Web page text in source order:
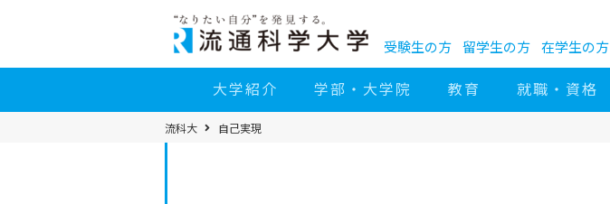
へ
受験生の方 留学生の方 在学生の方
大学紹介 学部・大学院 教育 就職・資格
パ
ン
流科大 自己実現